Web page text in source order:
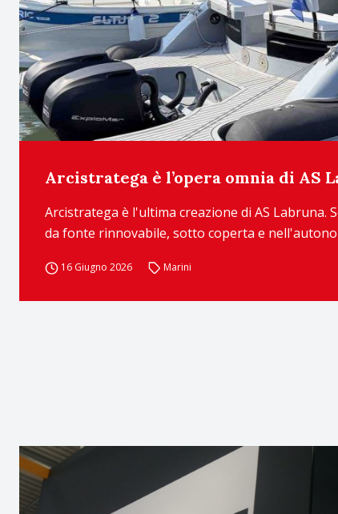
Arcistratega è l’opera omnia di AS
Arcistratega è l'ultima creazione di AS Labruna.
da fonte rinnovabile, sotto coperta e
16 Giugno 2026 Marini